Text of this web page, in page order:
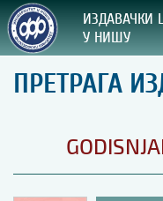
ИЗДАВАЧКИ
У НИШУ
ВРСТА
ПРЕТРАГА